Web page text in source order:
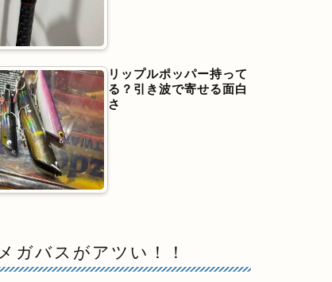
リップルポッパー持って
る？引き波で寄せる面白
さ
メガバスがアツい！！